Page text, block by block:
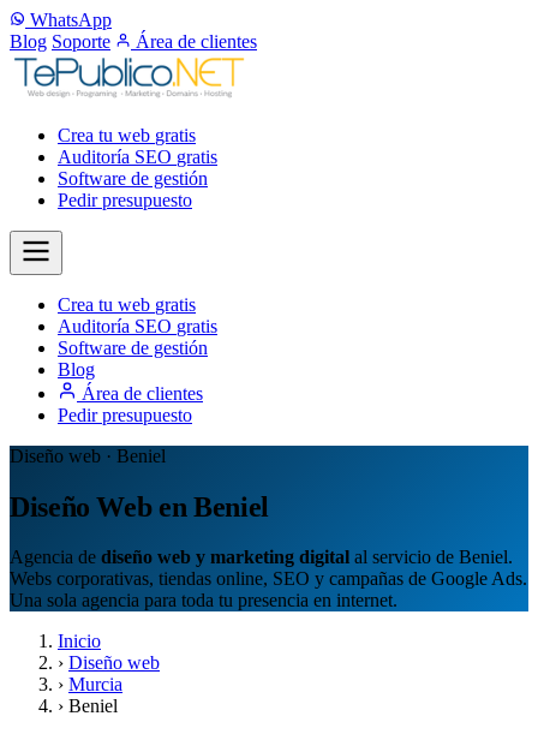
WhatsApp
Blog Soporte Área de clientes
Crea tu web gratis
Auditoría SEO gratis
Software de gestión
Pedir presupuesto
Crea tu web gratis
Auditoría SEO gratis
Software de gestión
Blog
Área de clientes
Pedir presupuesto
Diseño web · Beniel
Diseño Web en Beniel
Agencia de diseño web y marketing digital al servicio de Beniel.
Webs corporativas, tiendas online, SEO y campañas de Google Ads.
Una sola agencia para toda tu presencia en internet.
Inicio
› Diseño web
› Murcia
› Beniel